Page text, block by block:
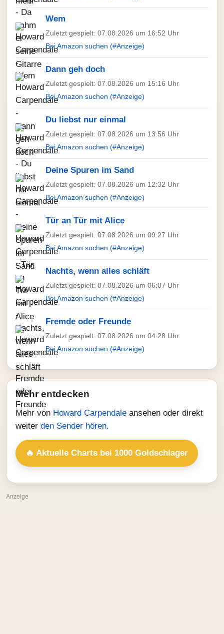
Wem
Zuletzt gespielt: 07.08.2026 um 16:52 Uhr
Bei Amazon suchen (#Anzeige)
Dann geh doch
Zuletzt gespielt: 07.08.2026 um 15:16 Uhr
Bei Amazon suchen (#Anzeige)
Du liebst nur einmal
Zuletzt gespielt: 07.08.2026 um 13:56 Uhr
Bei Amazon suchen (#Anzeige)
Deine Spuren im Sand
Zuletzt gespielt: 07.08.2026 um 12:32 Uhr
Bei Amazon suchen (#Anzeige)
Tür an Tür mit Alice
Zuletzt gespielt: 07.08.2026 um 09:27 Uhr
Bei Amazon suchen (#Anzeige)
Nachts, wenn alles schläft
Zuletzt gespielt: 07.08.2026 um 06:07 Uhr
Bei Amazon suchen (#Anzeige)
Fremde oder Freunde
Zuletzt gespielt: 07.08.2026 um 04:28 Uhr
Bei Amazon suchen (#Anzeige)
Mehr entdecken
Mehr von Howard Carpendale ansehen oder direkt
weiter den Sender hören.
🔥 Aktuelle Charts bei 1000 Goldschlager
Anzeige